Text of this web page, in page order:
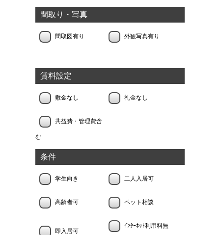
間取り・写真
間取図有り 外観写真有り
賃料設定
敷金なし 礼金なし
共益費・管理費含
む
条件
学生向き 二人入居可
高齢者可 ペット相談
即入居可
ｲﾝﾀｰﾈｯﾄ利用料無